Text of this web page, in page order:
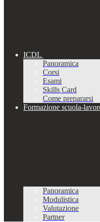
ICDL
Panoramica
Corsi
Esami
Skills Card
Come prepararsi
Formazione scuola-
Panoramica
Modulistica
Valutazione
Partner